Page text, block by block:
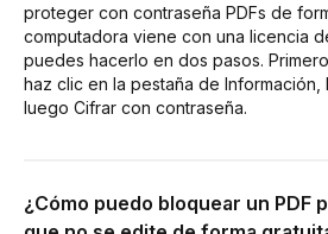
proteger con contraseña PDFs de
computadora viene con una licencia
puedes hacerlo en dos pasos.
haz clic en la pestaña de
luego Cifrar con contraseña.
¿Cómo puedo bloquear un PDF